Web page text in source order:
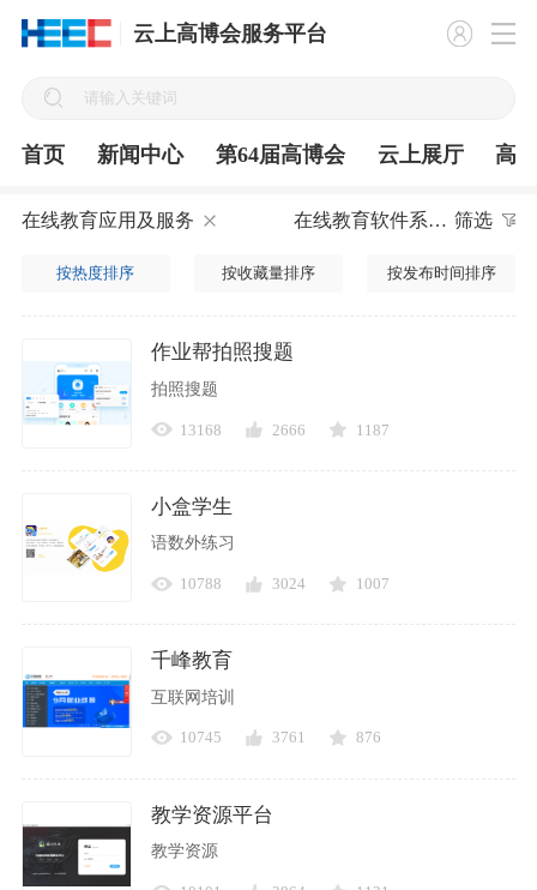
云上高博会服务平台
首页 新闻中心 第64届高博会 云上展厅 高
在线教育应用及服务 在线教育软件系统 筛选
按热度排序 按收藏量排序 按发布时间排序
作业帮拍照搜题
拍照搜题
13168 2666 1187
小盒学生
语数外练习
10788 3024 1007
千峰教育
互联网培训
10745 3761 876
教学资源平台
教学资源